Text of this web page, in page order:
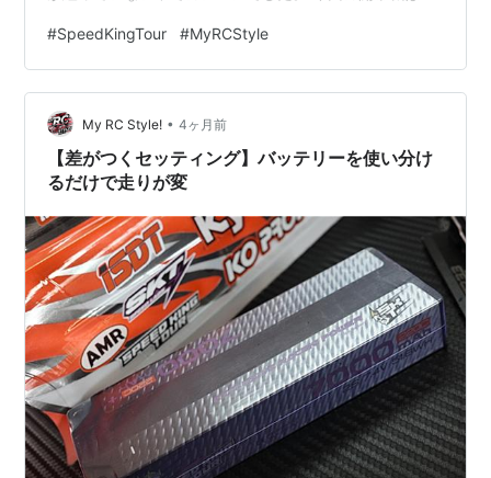
あります。 そして毎年恒例の…電車でサーキットへ向か
いました。 地元開催ならではのスタイルです。 例年であ
れば桜が咲いている時期ですが、今年は少し開催が早
く、まだ咲いていませんでした。 少し残念ではあります
が、室内サーキットなので寒さの影響は全くありませ
ん。 コース上では、開幕戦らし…
#SpeedKingTour #MyRCStyle
My RC Style! • 4ヶ月前
【差がつくセッティング】バッテリーを使い分け
るだけで走りが変